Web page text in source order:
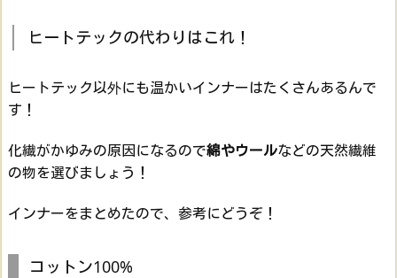
ヒートテックの代わりはこれ！
ヒートテック以外にも温かいインナーはたくさんあるんで
す！
化繊がかゆみの原因になるので綿やウールなどの天然繊維
の物を選びましょう！
インナーをまとめたので、参考にどうぞ！
コットン100%